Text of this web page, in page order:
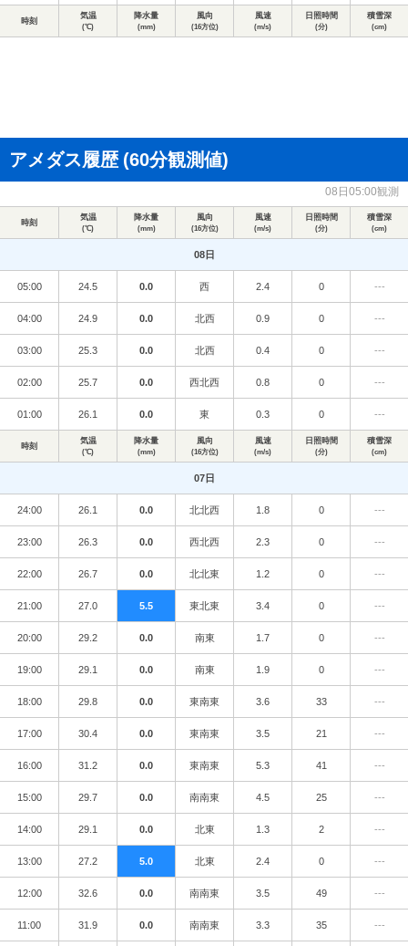
時刻
気温
(℃)
降水量
(mm)
風向
(16方位)
風速
(m/s)
日照時間
(分)
積雪深
(cm)
アメダス履歴 (60分観測値)
08日05:00観測
時刻
気温
(℃)
降水量
(mm)
風向
(16方位)
風速
(m/s)
日照時間
(分)
積雪深
(cm)
08日
05:00 24.5 0.0 西 2.4 0 ---
04:00 24.9 0.0 北西 0.9 0 ---
03:00 25.3 0.0 北西 0.4 0 ---
02:00 25.7 0.0 西北西 0.8 0 ---
01:00 26.1 0.0 東 0.3 0 ---
時刻
気温
(℃)
降水量
(mm)
風向
(16方位)
風速
(m/s)
日照時間
(分)
積雪深
(cm)
07日
24:00 26.1 0.0 北北西 1.8 0 ---
23:00 26.3 0.0 西北西 2.3 0 ---
22:00 26.7 0.0 北北東 1.2 0 ---
21:00 27.0 5.5 東北東 3.4 0 ---
20:00 29.2 0.0 南東 1.7 0 ---
19:00 29.1 0.0 南東 1.9 0 ---
18:00 29.8 0.0 東南東 3.6 33 ---
17:00 30.4 0.0 東南東 3.5 21 ---
16:00 31.2 0.0 東南東 5.3 41 ---
15:00 29.7 0.0 南南東 4.5 25 ---
14:00 29.1 0.0 北東 1.3 2 ---
13:00 27.2 5.0 北東 2.4 0 ---
12:00 32.6 0.0 南南東 3.5 49 ---
11:00 31.9 0.0 南南東 3.3 35 ---